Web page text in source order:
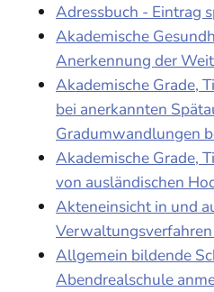
Adressbuch - Eintrag
Akademische
Anerkennung der
Akademische Grade,
bei anerkannten
Gradumwandlungen
Akademische Grade,
von ausländischen
Akteneinsicht in und
Allgemein bildende
Abendrealschule